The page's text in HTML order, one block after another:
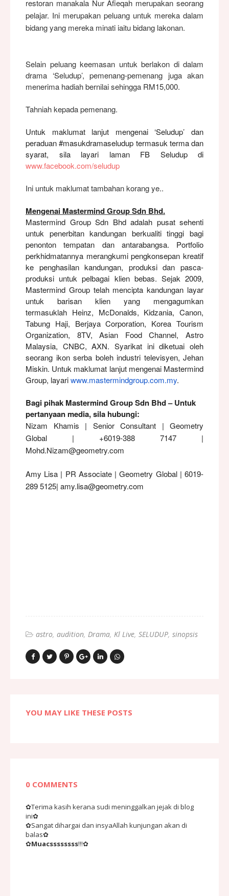
restoran manakala Nur Afieqah merupakan seorang
pelajar. Ini merupakan peluang untuk mereka dalam
bidang yang mereka minati iaitu bidang lakonan.
Selain peluang keemasan untuk berlakon di dalam
drama ‘Seludup’, pemenang-pemenang juga akan
menerima hadiah bernilai sehingga RM15,000.
Tahniah kepada pemenang.
Untuk maklumat lanjut mengenai ‘Seludup’ dan
peraduan #masukdramaseludup termasuk terma dan
syarat, sila layari laman FB Seludup di
www.facebook.com/seludup
Ini untuk maklumat tambahan korang ye..
Mengenai Mastermind Group Sdn Bhd.
Mastermind Group Sdn Bhd adalah pusat sehenti
untuk penerbitan kandungan berkualiti tinggi bagi
penonton tempatan dan antarabangsa. Portfolio
perkhidmatannya merangkumi pengkonsepan kreatif
ke penghasilan kandungan, produksi dan pasca-
produksi untuk pelbagai klien bebas. Sejak 2009,
Mastermind Group telah mencipta kandungan layar
untuk barisan klien yang mengagumkan
termasuklah Heinz, McDonalds, Kidzania, Canon,
Tabung Haji, Berjaya Corporation, Korea Tourism
Organization, 8TV, Asian Food Channel, Astro
Malaysia, CNBC, AXN. Syarikat ini diketuai oleh
seorang ikon serba boleh industri televisyen, Jehan
Miskin. Untuk maklumat lanjut mengenai Mastermind
Group, layariwww.mastermindgroup.com.my.
Bagi pihak Mastermind Group Sdn Bhd – Untuk
pertanyaan media, sila hubungi:
Nizam Khamis | Senior Consultant | Geometry
Global | +6019-388 7147 |
Mohd.Nizam@geometry.com
Amy Lisa | PR Associate | Geometry Global | 6019-
289 5125| amy.lisa@geometry.com
astro audition Drama Kl Live SELUDUP sinopsis
YOU MAY LIKE THESE POSTS
0 COMMENTS
✿Terima kasih kerana sudi meninggalkan jejak di blog
ini✿
✿Sangat dihargai dan insyaAllah kunjungan akan di
balas✿
✿Muacssssssss!!!✿